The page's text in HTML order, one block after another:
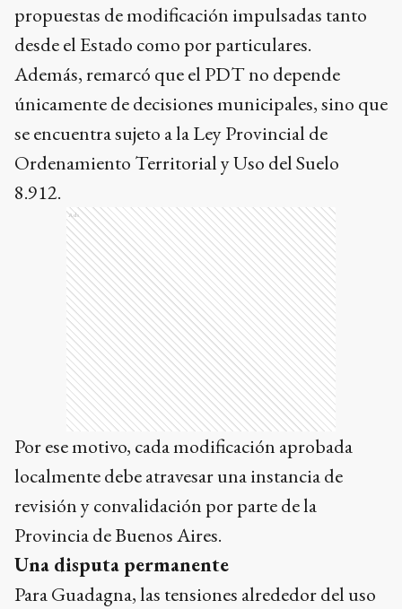
propuestas de modificación impulsadas tanto
desde el Estado como por particulares.
Además, remarcó que el PDT no depende
únicamente de decisiones municipales, sino que
se encuentra sujeto a la Ley Provincial de
Ordenamiento Territorial y Uso del Suelo
8.912.
Ads
Por ese motivo, cada modificación aprobada
localmente debe atravesar una instancia de
revisión y convalidación por parte de la
Provincia de Buenos Aires.
Una disputa permanente
Para Guadagna, las tensiones alrededor del uso